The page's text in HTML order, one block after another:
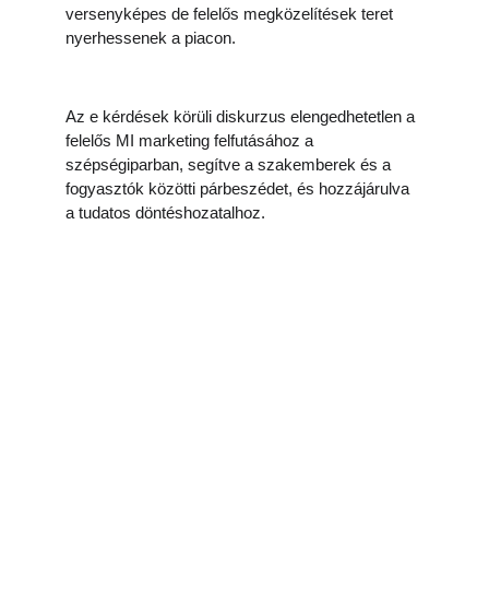
versenyképes de felelős megközelítések teret
nyerhessenek a piacon.
Az e kérdések körüli diskurzus elengedhetetlen a
felelős MI marketing felfutásához a
szépségiparban, segítve a szakemberek és a
fogyasztók közötti párbeszédet, és hozzájárulva
a tudatos döntéshozatalhoz.